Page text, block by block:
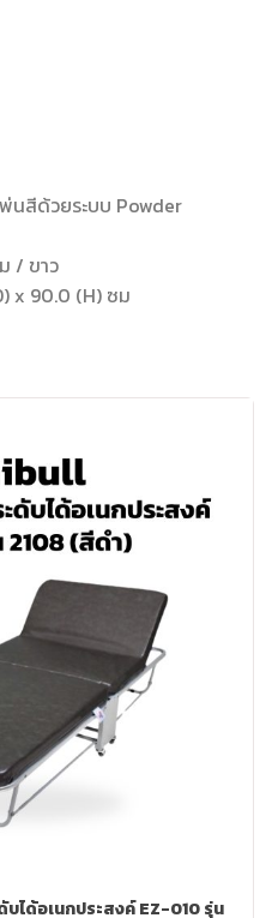
สีด้วยระบบ Powder
/ ขาว
x 90.0 (H) ซม
ได้อเนกประสงค์ EZ-010 รุ่น